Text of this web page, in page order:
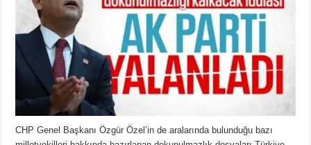
CHP Genel Başkanı Özgür Özel’in de aralarında bulunduğu bazı